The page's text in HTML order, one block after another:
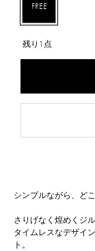
FREE
残り1点
シンプルながら、ど
さりげなく煌めくジ
タイムレスなデザイ
ト。